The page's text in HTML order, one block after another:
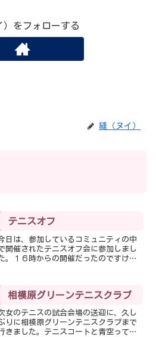
）をフォローする
縫（ヌイ）
テニスオフ
日は、参加しているコミュニティの中
開催されたテニスオフ会に参加しまし
。１６時からの開催だったのですけ
うか、暑さには強い私でも、この暑さ
の中でテニスするって、テニ...
相模原グリーンテニスクラブ
女のテニスの試合会場の送迎に、久し
りに相模原グリーンテニスクラブまで
きました。テニスコートと青空って絵